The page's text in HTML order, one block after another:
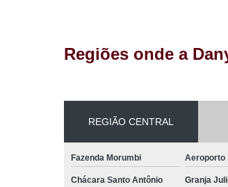
Regiões onde a
REGIÃO CENTRAL
Fazenda Morumbi Aeroporto
Chácara Santo Antônio Granja